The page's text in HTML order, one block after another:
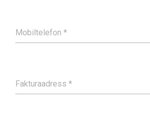
Mobiltelefon *
Fakturaadress *